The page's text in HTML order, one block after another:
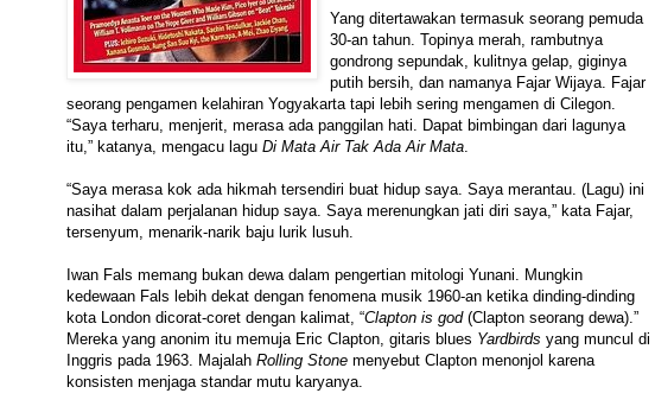
Yang ditertawakan termasuk seorang pemuda
30-an tahun. Topinya merah, rambutnya
gondrong sepundak, kulitnya gelap, giginya
putih bersih, dan namanya Fajar Wijaya. Fajar
seorang pengamen kelahiran Yogyakarta tapi lebih sering mengamen di Cilegon.
“Saya terharu, menjerit, merasa ada panggilan hati. Dapat bimbingan dari lagunya
itu,” katanya, mengacu lagu Di Mata Air Tak Ada Air Mata.
“Saya merasa kok ada hikmah tersendiri buat hidup saya. Saya merantau. (Lagu) ini
nasihat dalam perjalanan hidup saya. Saya merenungkan jati diri saya,” kata Fajar,
tersenyum, menarik-narik baju lurik lusuh.
Iwan Fals memang bukan dewa dalam pengertian mitologi Yunani. Mungkin
kedewaan Fals lebih dekat dengan fenomena musik 1960-an ketika dinding-dinding
kota London dicorat-coret dengan kalimat, “Clapton is god(Clapton seorang dewa).”
Mereka yang anonim itu memuja Eric Clapton, gitaris blues Yardbirds yang muncul di
Inggris pada 1963. Majalah Rolling Stone menyebut Clapton menonjol karena
konsisten menjaga standar mutu karyanya.